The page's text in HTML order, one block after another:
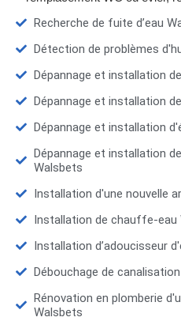
Recherche de fuite d’eau
Détection de problèmes
Dépannage et installation
Dépannage et installation
Dépannage et installation
Dépannage et installation
Walsbets
Installation d'une nouvelle
Installation de chauffe-eau
Installation d’adoucisseur
Débouchage de
Rénovation en plomberie
Walsbets